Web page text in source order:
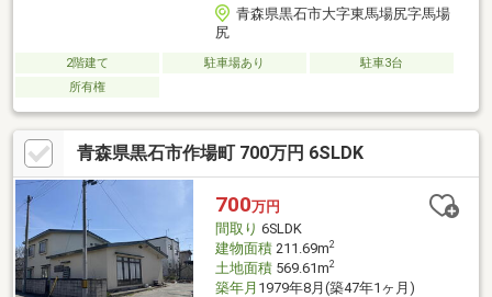
青森県黒石市大字東馬場尻字馬場
尻
2階建て 駐車場あり
駐車3台
所有権
青森県黒石市作場町 700万円 6SLDK
700万円
間取り 6SLDK
建物面積211.69m2
土地面積569.61m2
築年月 1979年8月(築47年1ヶ月)